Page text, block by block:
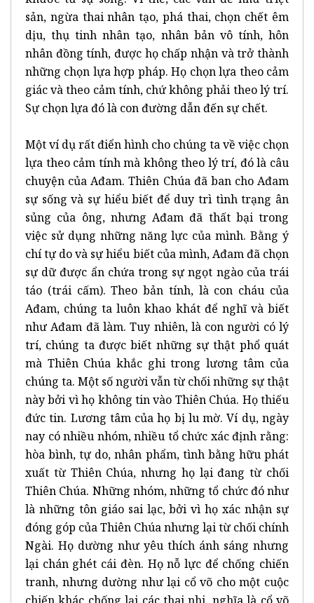
sản, ngừa thai nhân tạo, phá thai, chọn chết êm
dịu, thụ tinh nhân tạo, nhân bản vô tính, hôn
nhân đồng tính, được họ chấp nhận và trở thành
những chọn lựa hợp pháp. Họ chọn lựa theo cảm
giác và theo cảm tính, chứ không phải theo lý trí.
Sự chọn lựa đó là con đường dẫn đến sự chết.
Một ví dụ rất điển hình cho chúng ta về việc chọn
lựa theo cảm tính mà không theo lý trí, đó là câu
chuyện của Ađam. Thiên Chúa đã ban cho Ađam
sự sống và sự hiểu biết để duy trì tình trạng ân
sủng của ông, nhưng Ađam đã thất bại trong
việc sử dụng những năng lực của mình. Bằng ý
chí tự do và sự hiểu biết của mình, Ađam đã chọn
sự dữ được ẩn chứa trong sự ngọt ngào của trái
táo (trái cấm). Theo bản tính, là con cháu của
Ađam, chúng ta luôn khao khát để nghĩ và biết
như Ađam đã làm. Tuy nhiên, là con người có lý
trí, chúng ta được biết những sự thật phổ quát
mà Thiên Chúa khắc ghi trong lương tâm của
chúng ta. Một số người vẫn từ chối những sự thật
này bởi vì họ không tin vào Thiên Chúa. Họ thiếu
đức tin. Lương tâm của họ bị lu mờ. Ví dụ, ngày
nay có nhiều nhóm, nhiều tổ chức xác định rằng:
hòa bình, tự do, nhân phẩm, tình bằng hữu phát
xuất từ Thiên Chúa, nhưng họ lại đang từ chối
Thiên Chúa. Những nhóm, những tổ chức đó như
là những tôn giáo sai lạc, bởi vì họ xác nhận sự
đóng góp của Thiên Chúa nhưng lại từ chối chính
Ngài. Họ dường như yêu thích ánh sáng nhưng
lại chán ghét cái đèn. Họ nỗ lực để chống chiến
tranh, nhưng dường như lại cổ võ cho một cuộc